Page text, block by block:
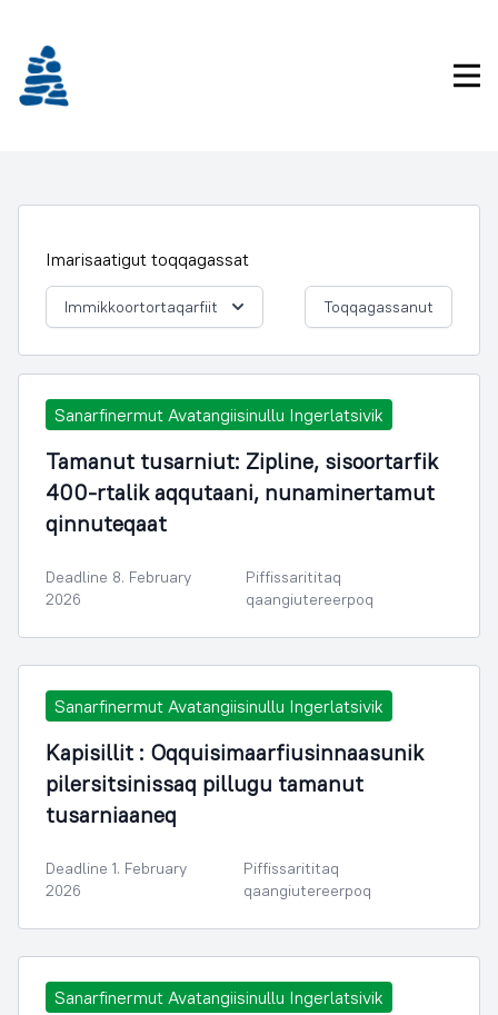
Imarisaatigut toqqagassat
Immikkoortortaqarfiit Toqqagassanut
Sanarfinermut Avatangiisinullu Ingerlatsivik
Tamanut tusarniut: Zipline, sisoortarfik
400-rtalik aqqutaani, nunaminertamut
qinnuteqaat
Deadline 8. February
2026
Piffissarititaq
qaangiutereerpoq
Sanarfinermut Avatangiisinullu Ingerlatsivik
Kapisillit : Oqquisimaarfiusinnaasunik
pilersitsinissaq pillugu tamanut
tusarniaaneq
Deadline 1. February
2026
Piffissarititaq
qaangiutereerpoq
Sanarfinermut Avatangiisinullu Ingerlatsivik